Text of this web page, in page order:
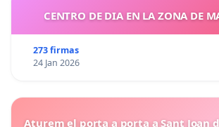
CENTRO DE DIA EN LA ZONA DE
273 firmas
24 Jan 2026
Aturem el porta a porta a Sant Joan